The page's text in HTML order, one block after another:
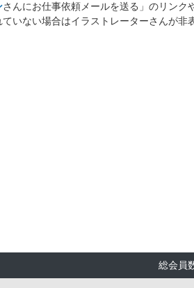
さんにお仕事依頼メールを送る」のリンク
いない場合はイラストレーターさんが非
総会員